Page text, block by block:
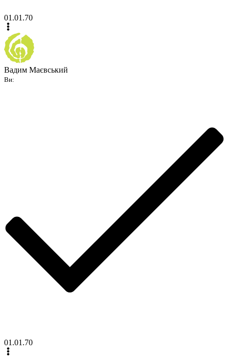
01.01.70
Вадим Маєвський
Ви:
01.01.70